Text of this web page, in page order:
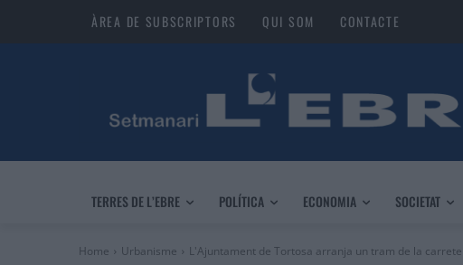
ÀREA DE SUBSCRIPTORS QUI SOM CONTACTE
TERRES DE L’EBRE POLÍTICA ECONOMIA SOCIETAT
Home Urbanisme L'Ajuntament de Tortosa arranja un tram de la